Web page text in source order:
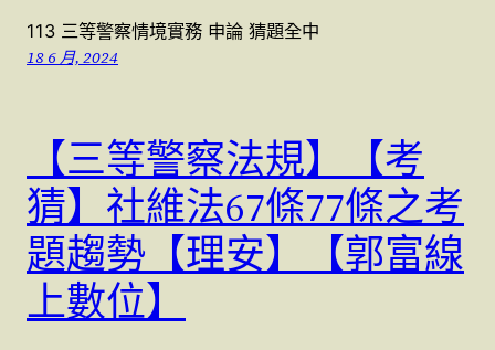
113 三等警察情境實務 申論 猜題全中
18 6 月, 2024
【三等警察法規】【考
猜】社維法67條77條之考
題趨勢【理安】【郭富線
上數位】